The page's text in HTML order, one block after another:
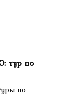
тур по
по